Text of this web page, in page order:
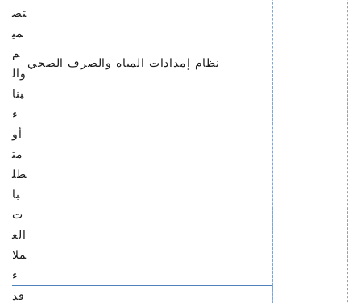
نظام إمدادات المياه والصرف الصحي
تص
مي
م
وال
بنا
ء
أو
مت
طل
با
ت
الع
ملا
ء
قد